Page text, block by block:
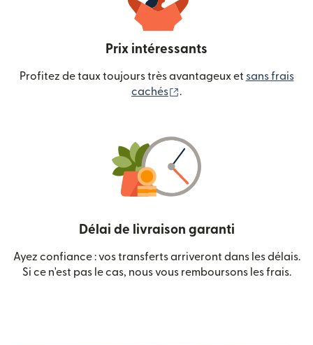
Prix intéressants
Profitez de taux toujours très avantageux et sans frais
cachés
.
Délai de livraison garanti
Ayez confiance : vos transferts arriveront dans les délais.
Si ce n'est pas le cas, nous vous remboursons les frais.